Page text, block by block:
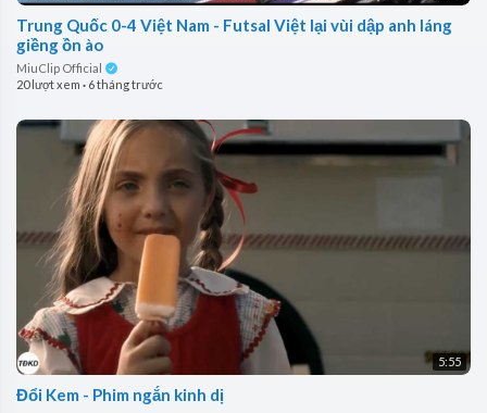
Trung Quốc 0-4 Việt Nam - Futsal Việt lại vùi dập anh láng
giềng ồn ào
MiuClip Official
20 lượt xem · 6 tháng trước
5:55
Đổi Kem - Phim ngắn kinh dị